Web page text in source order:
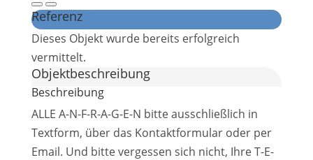
Referenz
Dieses Objekt wurde bereits erfolgreich
vermittelt.
Objekt­beschreibung
Beschreibung
ALLE A-N-F-R-A-G-E-N bitte ausschließlich in
Textform, über das Kontaktformular oder per
Email. Und bitte vergessen sich nicht, Ihre T-E-